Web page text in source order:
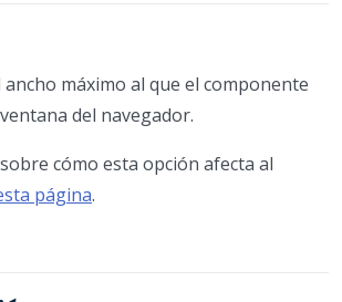
máximo al que el componente
del navegador.
cómo esta opción afecta al
página.